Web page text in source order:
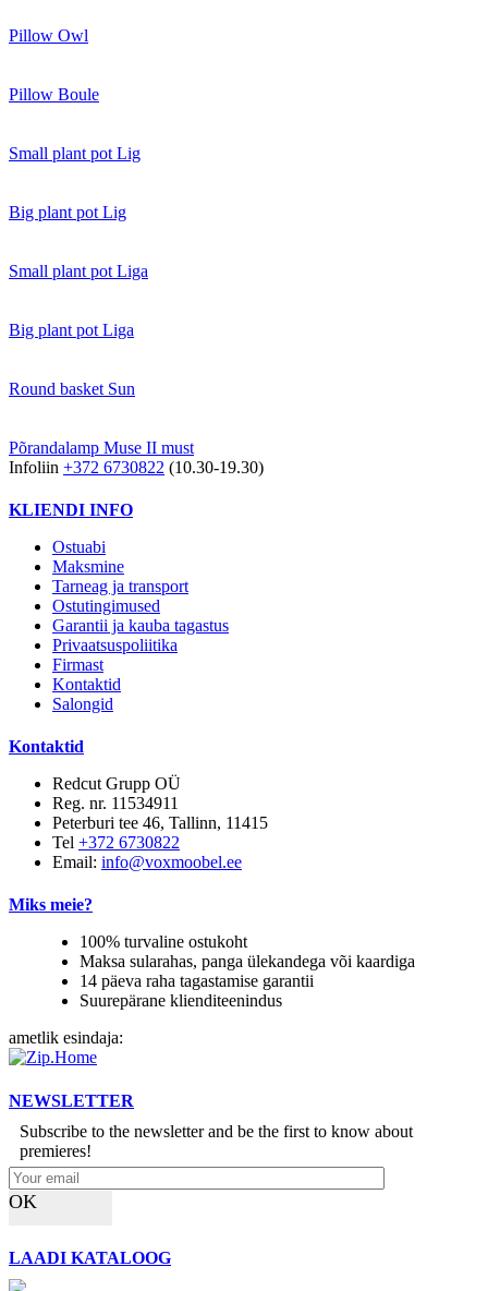
Pillow Owl
Pillow Boule
Small plant pot Lig
Big plant pot Lig
Small plant pot Liga
Big plant pot Liga
Round basket Sun
Põrandalamp Muse II must
Infoliin +372 6730822 (10.30-19.30)
KLIENDI INFO
Ostuabi
Maksmine
Tarneag ja transport
Ostutingimused
Garantii ja kauba tagastus
Privaatsuspoliitika
Firmast
Kontaktid
Salongid
Kontaktid
Redcut Grupp OÜ
Reg. nr. 11534911
Peterburi tee 46, Tallinn, 11415
Tel +372 6730822
Email: info@voxmoobel.ee
Miks meie?
100% turvaline ostukoht
Maksa sularahas, panga ülekandega või kaardiga
14 päeva raha tagastamise garantii
Suurepärane klienditeenindus
ametlik esindaja:
NEWSLETTER
Subscribe to the newsletter and be the first to know about
premieres!
OK
LAADI KATALOOG